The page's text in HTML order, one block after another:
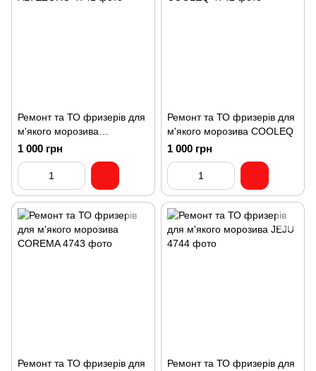
Ремонт та ТО фризерів для
м'якого морозива
ALTEZORO
1 000 грн
Ремонт та ТО фризерів для
м'якого морозива COOLEQ
1 000 грн
Ремонт та ТО фризерів для
Ремонт та ТО фризерів для